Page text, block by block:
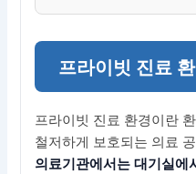
프라이빗 진료
프라이빗 진료 환경이란
철저하게 보호되는 의료
의료기관에서는 대기실에